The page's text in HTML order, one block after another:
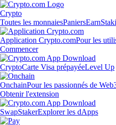
Crypto
Toutes les monnaiesPaniersEarn
Application Crypto.comPour les
Commencer
CryptoCarte Visa prépayéeLevel Up
OnchainPour les passionnés de
Obtenir l'extension
SwapStakerExplorer les dApps